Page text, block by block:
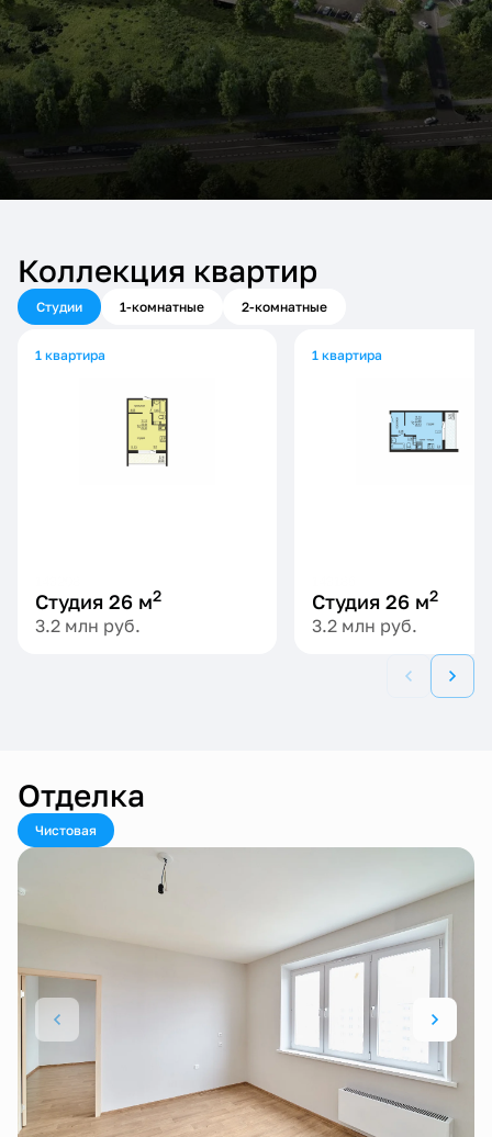
Коллекция квартир
Студии 1-комнатные 2-комнатные
1 квартира
Студия 26 м2
3.2 млн руб.
1 квартира
Студия 26 м2
3.2 млн руб.
Отделка
Чистовая